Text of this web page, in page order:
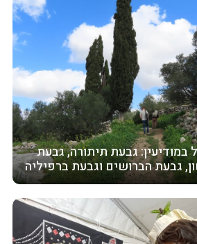
במודיעין: גבעת תיתורה, גבעת
גבעת הברושים וגבעת ברפיליה